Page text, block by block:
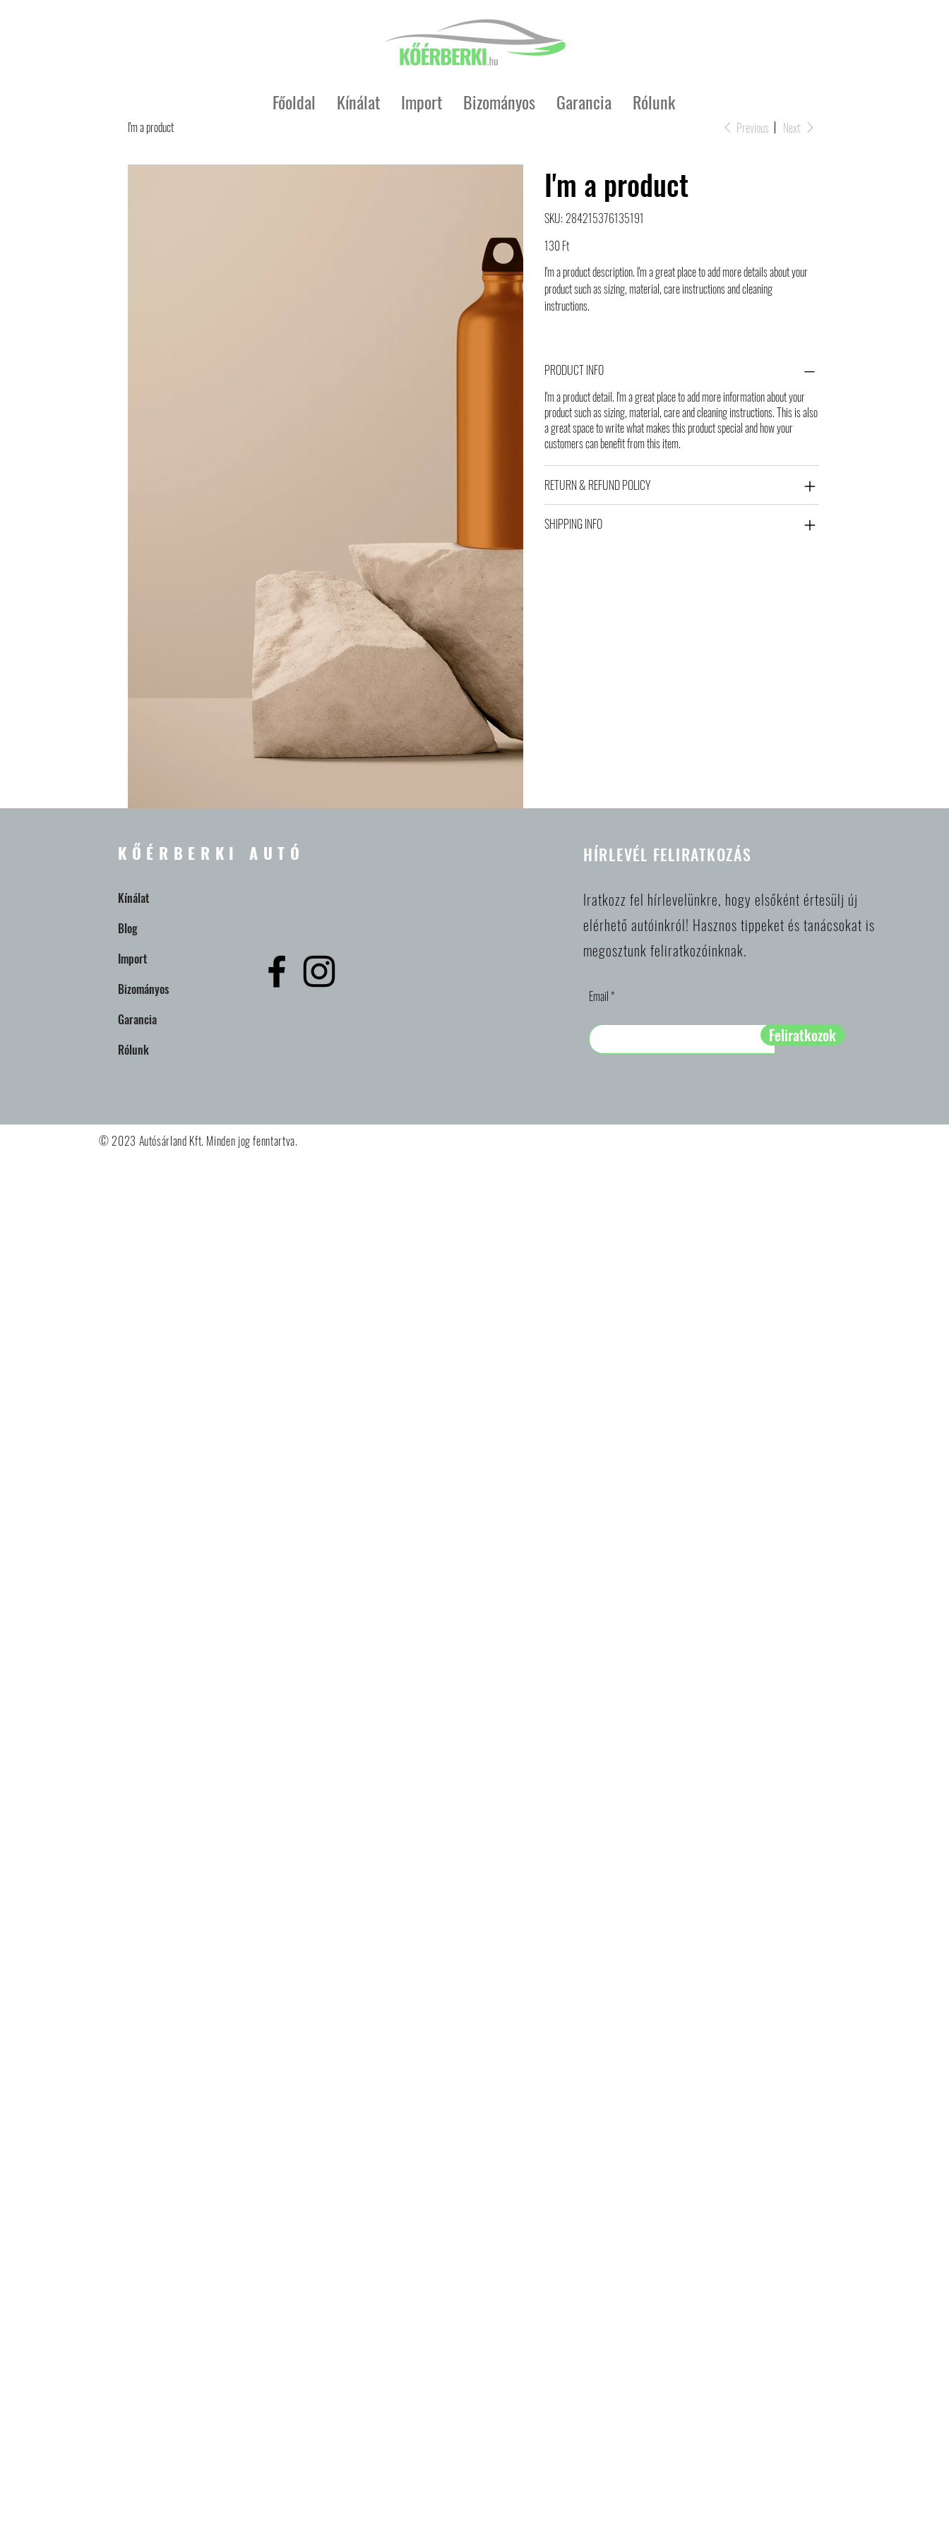
Főoldal Kínálat Import Bizományos Garancia Rólunk
I'm a product Previous Next
I'm a product
SKU: SKU
284215376135191
284215376135191
Price
130 Ft
I'm a product description. I'm a great place to add more details about your
product such as sizing, material, care instructions and cleaning
instructions.
PRODUCT INFO
I'm a product detail. I'm a great place to add more information about your
product such as sizing, material, care and cleaning instructions. This is also
a great space to write what makes this product special and how your
customers can benefit from this item.
RETURN & REFUND POLICY
SHIPPING INFO
KŐÉRBERKI AUTÓ
Kínálat
Blog
Import
Bizományos
Garancia
Rólunk
HÍRLEVÉL FELIRATKOZÁS
Iratkozz fel hírlevelünkre, hogy elsőként értesülj új
elérhető autóinkról! Hasznos tippeket és tanácsokat is
megosztunk feliratkozóinknak.
Email
Feliratkozok
© 2023 Autósárland Kft. Minden jog fenntartva.